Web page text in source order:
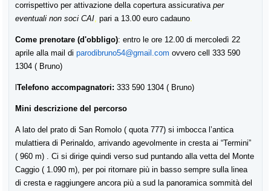
corrispettivo per attivazione della copertura assicurativaper
eventualinon sociCAI,paria 13.00 eurocadauno.
Come prenotare (d'obbligo):entro le ore 12.00 dimercoledì22
aprilealla mail diparodibruno54@gmail.com ovvero cell 333 590
1304 ( Bruno)
lTelefono accompagnatori: 333 590 1304 ( Bruno)
Minidescrizione del percorso
A lato del prato di San Romolo ( quota 777) si imbocca l’antica
mulattiera di Perinaldo, arrivando agevolmente in cresta ai “Termini”
( 960 m) . Ci si dirige quindi verso sud puntando alla vetta del Monte
Caggio ( 1.090 m), per poi ritornare più in basso sempre sulla linea
di cresta e raggiungere ancora più a sud la panoramica sommità del